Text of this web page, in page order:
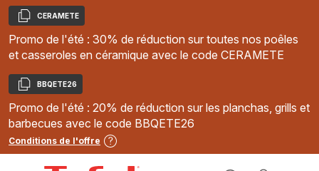
Copier
CERAMETE
Promo de l'été : 30% de réduction sur toutes nos poêles
et casseroles en céramique avec le code CERAMETE
Copier
BBQETE26
Promo de l'été : 20% de réduction sur les planchas, grills et
barbecues avec le code BBQETE26
Conditions de l'offre